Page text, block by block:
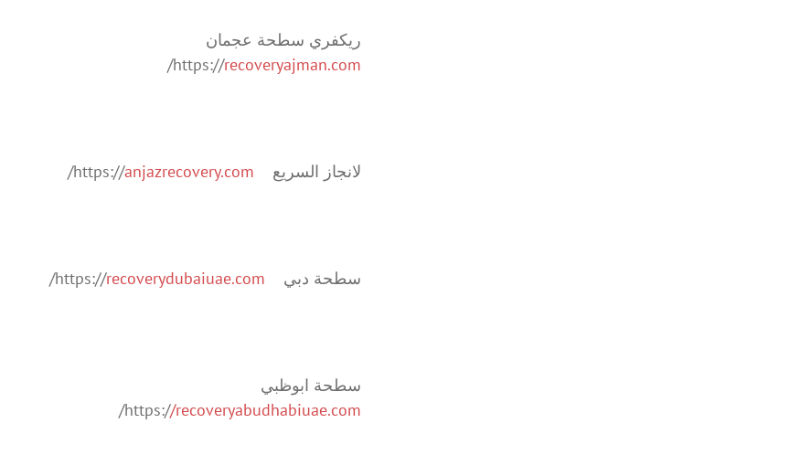
ريكفري سطحة عجمان
https://recoveryajman.com
/
لانجاز السريع https:// anjazrecovery.com
/
سطحة دبي https:// recoverydubaiuae.com
/
سطحة ابوظبي
https://recoveryabudhabiuae.com
/